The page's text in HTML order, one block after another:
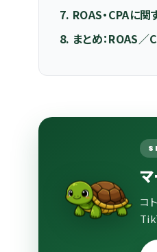
7. ROAS・CPAに関
8. まとめ：ROAS／
マ
コ